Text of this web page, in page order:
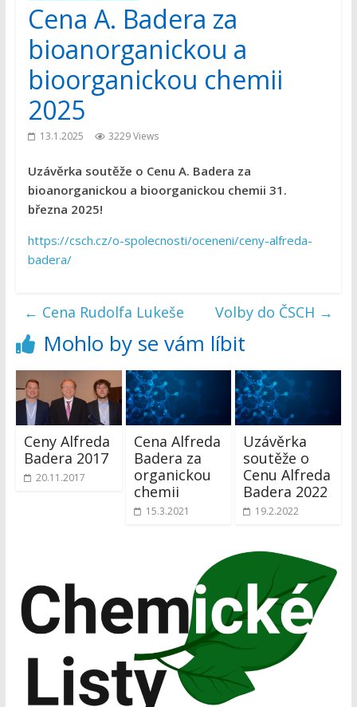
Cena A. Badera za
bioanorganickou a
bioorganickou chemii
2025
13.1.2025 3229 Views
Uzávěrka soutěže o Cenu A. Badera za
bioanorganickou a bioorganickou chemii 31.
března 2025!
https://csch.cz/o-spolecnosti/oceneni/ceny-alfreda-
badera/
← Cena Rudolfa Lukeše Volby do ČSCH →
Mohlo by se vám líbit
Ceny Alfreda
Badera 2017
20.11.2017
Cena Alfreda
Badera za
organickou
chemii
15.3.2021
Uzávěrka
soutěže o
Cenu Alfreda
Badera 2022
19.2.2022